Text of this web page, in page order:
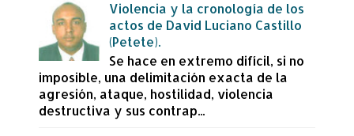
Violencia y la cronología de los
actos de David Luciano Castillo
(Petete).
Se hace en extremo difícil, si no
imposible, una delimitación exacta de la
agresión, ataque, hostilidad, violencia
destructiva y sus contrap...